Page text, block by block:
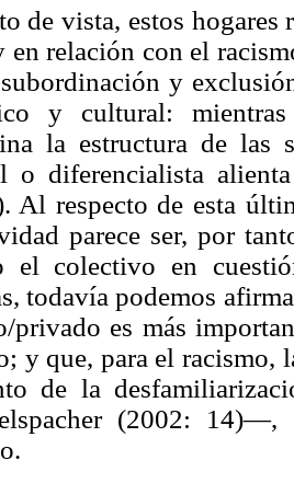
de vista, estos
en relación con el
y
y cultural:
la estructura de las
o diferencialista
Al respecto de esta
parece ser, por
el colectivo en
todavía podemos
privado es más
y que, para el racismo,
de la
(2002: